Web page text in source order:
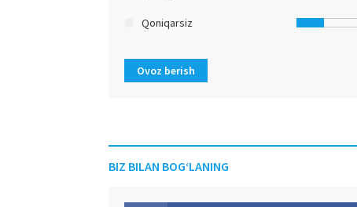
Qoniqarsiz
Ovoz berish
BIZ BILAN BOG‘LANING